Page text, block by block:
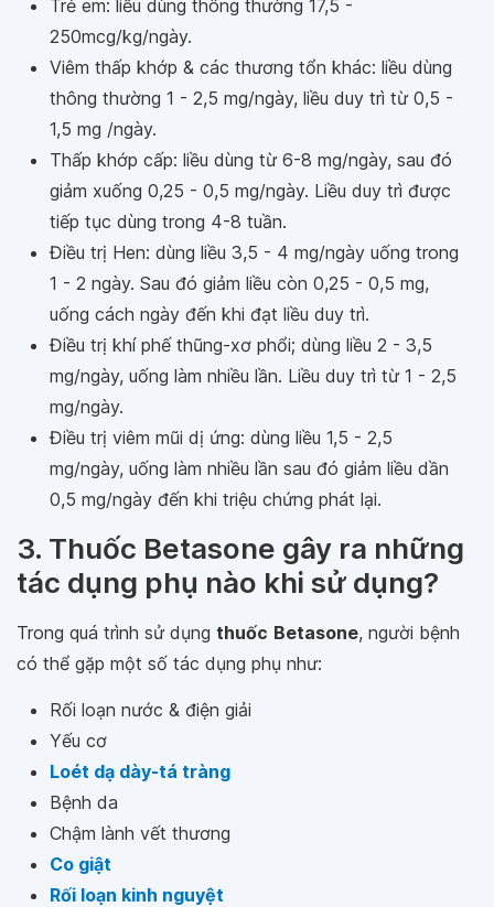
Trẻ em: liều dùng thông thường 17,5 -
250mcg/kg/ngày.
Viêm thấp khớp & các thương tổn khác: liều dùng
thông thường 1 - 2,5 mg/ngày, liều duy trì từ 0,5 -
1,5 mg /ngày.
Thấp khớp cấp: liều dùng từ 6-8 mg/ngày, sau đó
giảm xuống 0,25 - 0,5 mg/ngày. Liều duy trì được
tiếp tục dùng trong 4-8 tuần.
Điều trị Hen: dùng liều 3,5 - 4 mg/ngày uống trong
1 - 2 ngày. Sau đó giảm liều còn 0,25 - 0,5 mg,
uống cách ngày đến khi đạt liều duy trì.
Điều trị khí phế thũng-xơ phổi; dùng liều 2 - 3,5
mg/ngày, uống làm nhiều lần. Liều duy trì từ 1 - 2,5
mg/ngày.
Điều trị viêm mũi dị ứng: dùng liều 1,5 - 2,5
mg/ngày, uống làm nhiều lần sau đó giảm liều dần
0,5 mg/ngày đến khi triệu chứng phát lại.
3. Thuốc Betasone gây ra những
tác dụng phụ nào khi sử dụng?
Trong quá trình sử dụng thuốc Betasone, người bệnh
có thể gặp một số tác dụng phụ như:
Rối loạn nước & điện giải
Yếu cơ
Loét dạ dày-tá tràng
Bệnh da
Chậm lành vết thương
Co giật
Rối loạn kinh nguyệt